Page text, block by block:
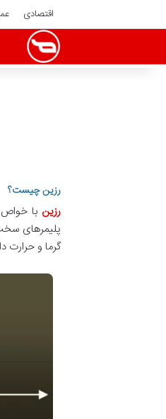
اقتصادی
رزین چیست؟
رزین با خواص
پلیمرهای
گرما و حرارت